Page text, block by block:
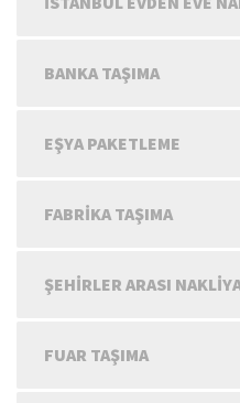
BANKA TAŞIMA
EŞYA PAKETLEME
FABRIKA TAŞIMA
ŞEHIRLER ARASI
FUAR TAŞIMA